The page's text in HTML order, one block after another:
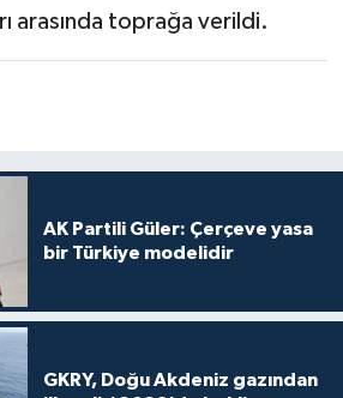
arasında toprağa verildi.
AK Partili Güler: Çerçeve yasa
bir Türkiye modelidir
GKRY, Doğu Akdeniz gazından